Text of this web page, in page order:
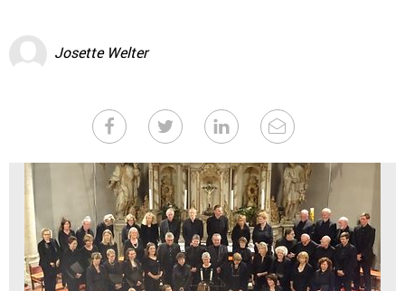
Josette Welter